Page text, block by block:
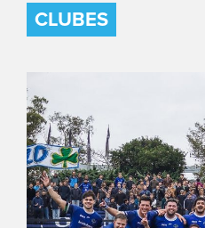
CLUBES